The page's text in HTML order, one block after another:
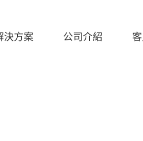
決方案 公司介紹